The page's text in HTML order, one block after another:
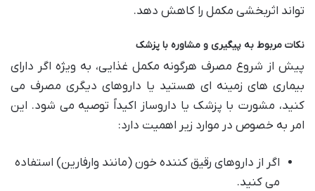
تواند اثربخشی مکمل را کاهش دهد.
نکات مربوط به پیگیری و مشاوره با پزشک
پیش از شروع مصرف هرگونه مکمل غذایی، به ویژه اگر دارای
بیماری های زمینه ای هستید یا داروهای دیگری مصرف می
کنید، مشورت با پزشک یا داروساز اکیداً توصیه می شود. این
امر به خصوص در موارد زیر اهمیت دارد:
اگر از داروهای رقیق کننده خون (مانند وارفارین) استفاده
می کنید.